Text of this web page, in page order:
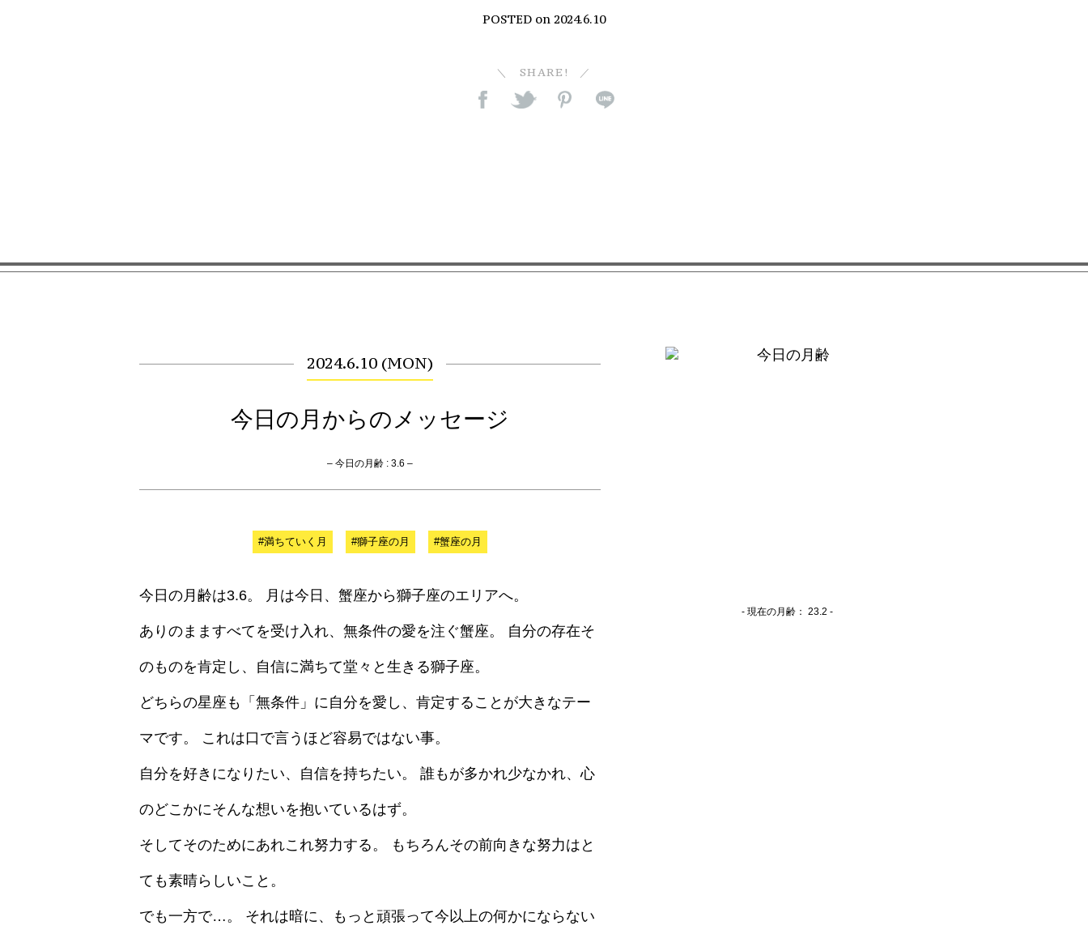
POSTED on 2024.6.10
SHARE!
2024.6.10 (MON)
今日の月からのメッセージ
– 今日の月齢 : 3.6 –
#満ちていく月 #獅子座の月 #蟹座の月
今日の月齢は3.6。 月は今日、蟹座から獅子座のエリアへ。
ありのまますべてを受け入れ、無条件の愛を注ぐ蟹座。 自分の存在そ
のものを肯定し、自信に満ちて堂々と生きる獅子座。
どちらの星座も「無条件」に自分を愛し、肯定することが大きなテー
マです。 これは口で言うほど容易ではない事。
自分を好きになりたい、自信を持ちたい。 誰もが多かれ少なかれ、心
のどこかにそんな想いを抱いているはず。
そしてそのためにあれこれ努力する。 もちろんその前向きな努力はと
ても素晴らしいこと。
でも一方で…。 それは暗に、もっと頑張って今以上の何かにならない
- 現在の月齢： 23.2 -